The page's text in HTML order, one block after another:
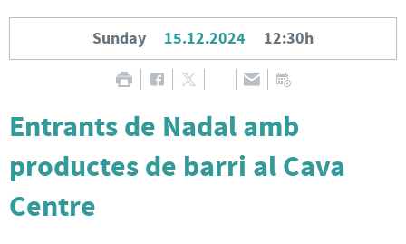
Sunday 15.12.2024 12:30h
Entrants de Nadal amb
productes de barri al Cava
Centre